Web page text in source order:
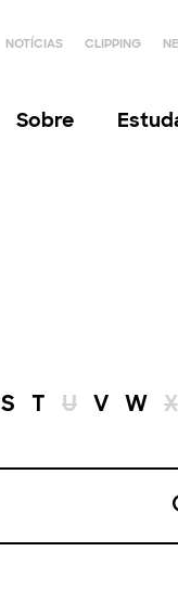
NOTÍCIAS CLIPPING
Sobre
S T U V W X